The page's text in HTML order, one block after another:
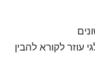
עוזר לקורא להבין